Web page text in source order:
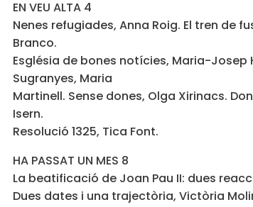
EN VEU ALTA 4
Nenes refugiades, Anna Roig. El tren de
Branco.
Església de bones notícies, Maria-Josep
Sugranyes, Maria
Martinell. Sense dones, Olga Xirinacs.
Isern.
Resolució 1325, Tica Font.
HA PASSAT UN MES 8
La beatificació de Joan Pau II: dues
Dues dates i una trajectòria, Victòria